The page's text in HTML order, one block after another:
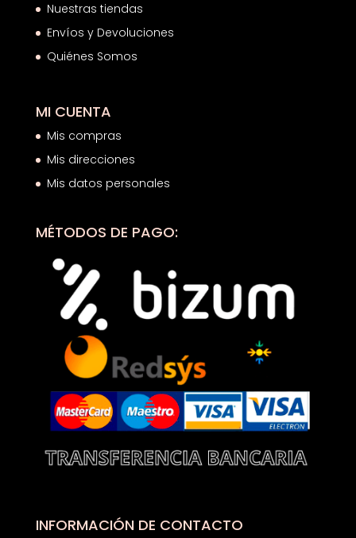
Nuestras tiendas
Envíos y Devoluciones
Quiénes Somos
MI CUENTA
Mis compras
Mis direcciones
Mis datos personales
MÉTODOS DE PAGO:
INFORMACIÓN DE CONTACTO